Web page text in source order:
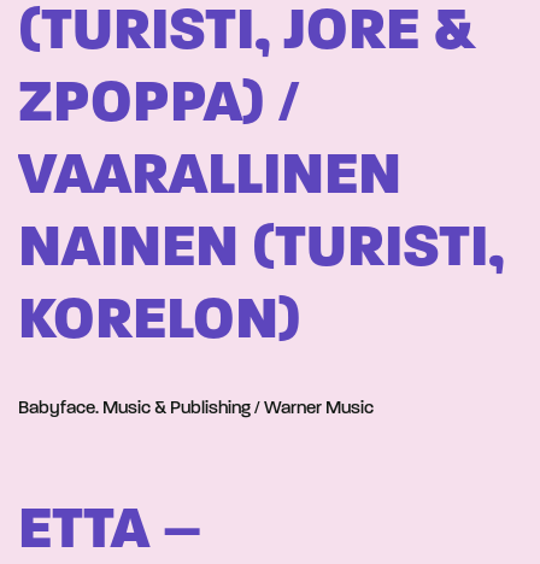
(TURISTI, JORE &
ZPOPPA) /
VAARALLINEN
NAINEN (TURISTI,
KORELON)
Babyface. Music & Publishing / Warner Music
ETTA –